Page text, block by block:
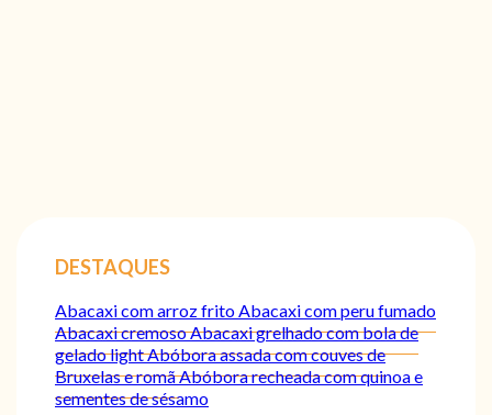
DESTAQUES
Abacaxi com arroz fritoAbacaxi com peru fumado
Abacaxi cremosoAbacaxi grelhado com bola de
gelado lightAbóbora assada com couves de
Bruxelas e romãAbóbora recheada com quinoa e
sementes de sésamo